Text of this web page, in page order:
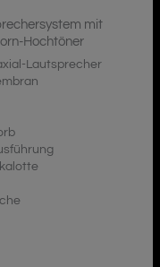
mit
Hochtöner
Lautsprecher